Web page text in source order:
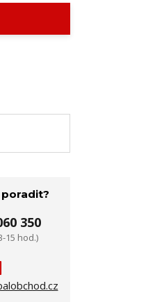
350
15 hod.)